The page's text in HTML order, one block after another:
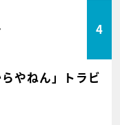
4
やねん」トラビ